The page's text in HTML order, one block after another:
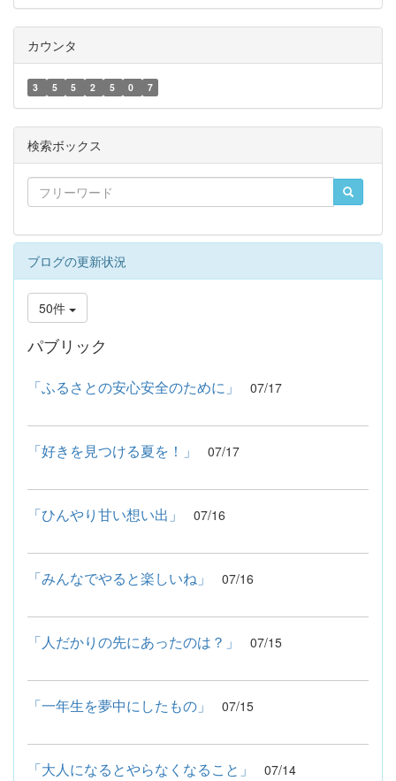
カウンタ
3 5 5 2 5 0 7
検索ボックス
ブログの更新状況
50件
パブリック
「ふるさとの安心安全のために」 07/17
「好きを見つける夏を！」 07/17
「ひんやり甘い想い出」 07/16
「みんなでやると楽しいね」 07/16
「人だかりの先にあったのは？」 07/15
「一年生を夢中にしたもの」 07/15
「大人になるとやらなくなること」 07/14